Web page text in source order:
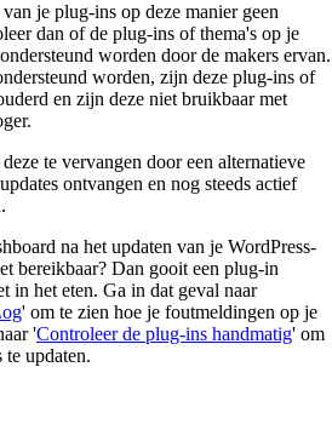
je plug-ins op deze manier geen
dan of de plug-ins of thema's op je
worden door de makers ervan.
worden, zijn deze plug-ins of
en zijn deze niet bruikbaar met
te vervangen door een alternatieve
ontvangen en nog steeds actief
na het updaten van je WordPress-
bereikbaar? Dan gooit een plug-in
in het eten. Ga in dat geval naar
' om te zien hoe je foutmeldingen op je
'Controleer de plug-ins handmatig' om
te updaten.